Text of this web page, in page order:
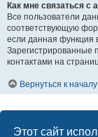
Этот сайт
Как мне связаться с
Все пользователи
соответствующую
если данная функция
Зарегистрированные
контактами на
Вернуться к началу